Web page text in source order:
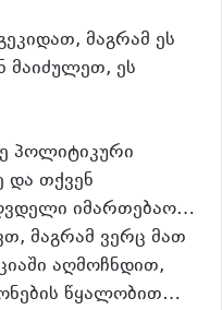
მაგრამ ეს
მაიძულეთ, ეს
პოლიტიკური
და თქვენ
იმართებაო…
მაგრამ ვერც მათ
აღმოჩნდით,
წყალობით…